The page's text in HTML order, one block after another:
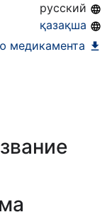
русский
қазақша
медикамента